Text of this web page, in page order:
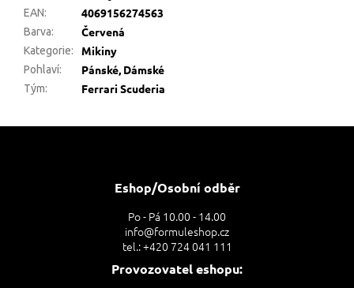
EAN: 4069156274563
Barva: Červená
Kategorie: Mikiny
Pohlaví: Pánské, Dámské
Tým: Ferrari Scuderia
Eshop/Osobní odběr
Po - Pá 10.00 - 14.00
info@formuleshop.cz
tel.: +420 724 041 111
Provozovatel eshopu: